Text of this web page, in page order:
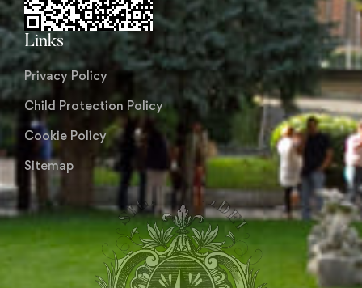
Links
Privacy Policy
Child Protection Policy
Cookie Policy
Sitemap